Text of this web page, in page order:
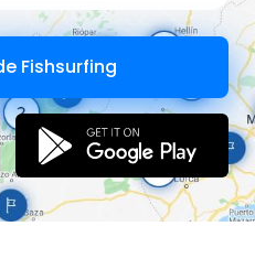
Fishsurfing